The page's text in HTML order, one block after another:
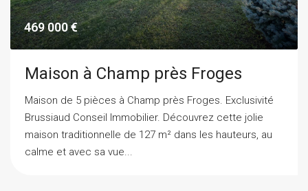
469 000 €
Maison à Champ près Froges
Maison de 5 pièces à Champ près Froges. Exclusivité
Brussiaud Conseil Immobilier. Découvrez cette jolie
maison traditionnelle de 127 m² dans les hauteurs, au
calme et avec sa vue...